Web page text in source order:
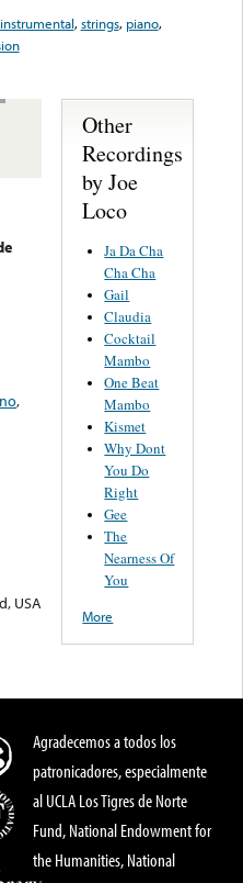
instrumental,strings, piano,
,
USA
Other
Recordings
by Joe
Loco
Ja Da Cha
Cha Cha
Gail
Claudia
Cocktail
Mambo
One Beat
Mambo
Kismet
Why Dont
You Do
Right
Gee
The
Nearness Of
You
More
Agradecemos a todos los
patronicadores, especialmente
al UCLA Los Tigres de Norte
Fund, National Endowment for
the Humanities, National